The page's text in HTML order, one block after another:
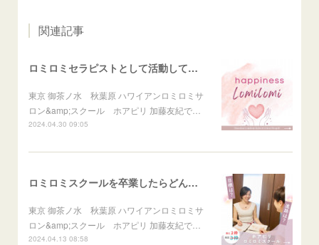
関連記事
ロミロミセラピストとして活動して幸せを感じること
東京 御茶ノ水 秋葉原 ハワイアンロミロミサ
ロン&amp;スクール ホアピリ 加藤友紀で…
2024.04.30 09:05
ロミロミスクールを卒業したらどんな自分になれる？
東京 御茶ノ水 秋葉原 ハワイアンロミロミサ
ロン&amp;スクール ホアピリ 加藤友紀で…
2024.04.13 08:58